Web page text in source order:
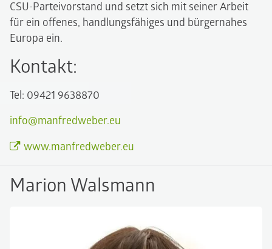
CSU-Parteivorstand und setzt sich mit seiner Arbeit
für ein offenes, handlungsfähiges und bürgernahes
Europa ein.
Kontakt:
Tel: 09421 9638870
info@manfredweber.eu
www.manfredweber.eu
Marion Walsmann